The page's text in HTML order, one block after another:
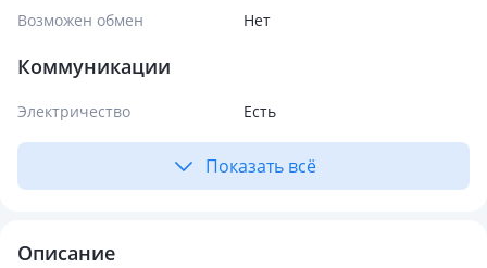
Возможен обмен
Нет
Коммуникации
Электричество Есть
Показать всё
Описание